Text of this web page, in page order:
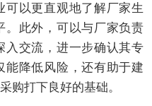
以更直观地了解厂家生
。此外，可以与厂家负责
入交流，进一步确认其专
能降低风险，还有助于建
购打下良好的基础。